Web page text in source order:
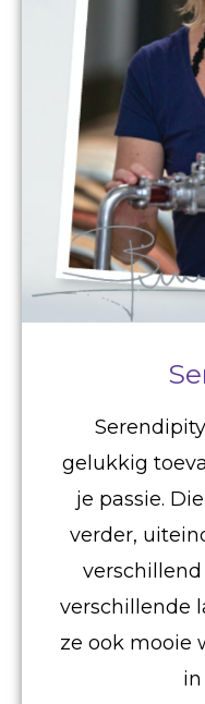
gelukkig
je passie.
verder,
verschillende
ze ook mooie